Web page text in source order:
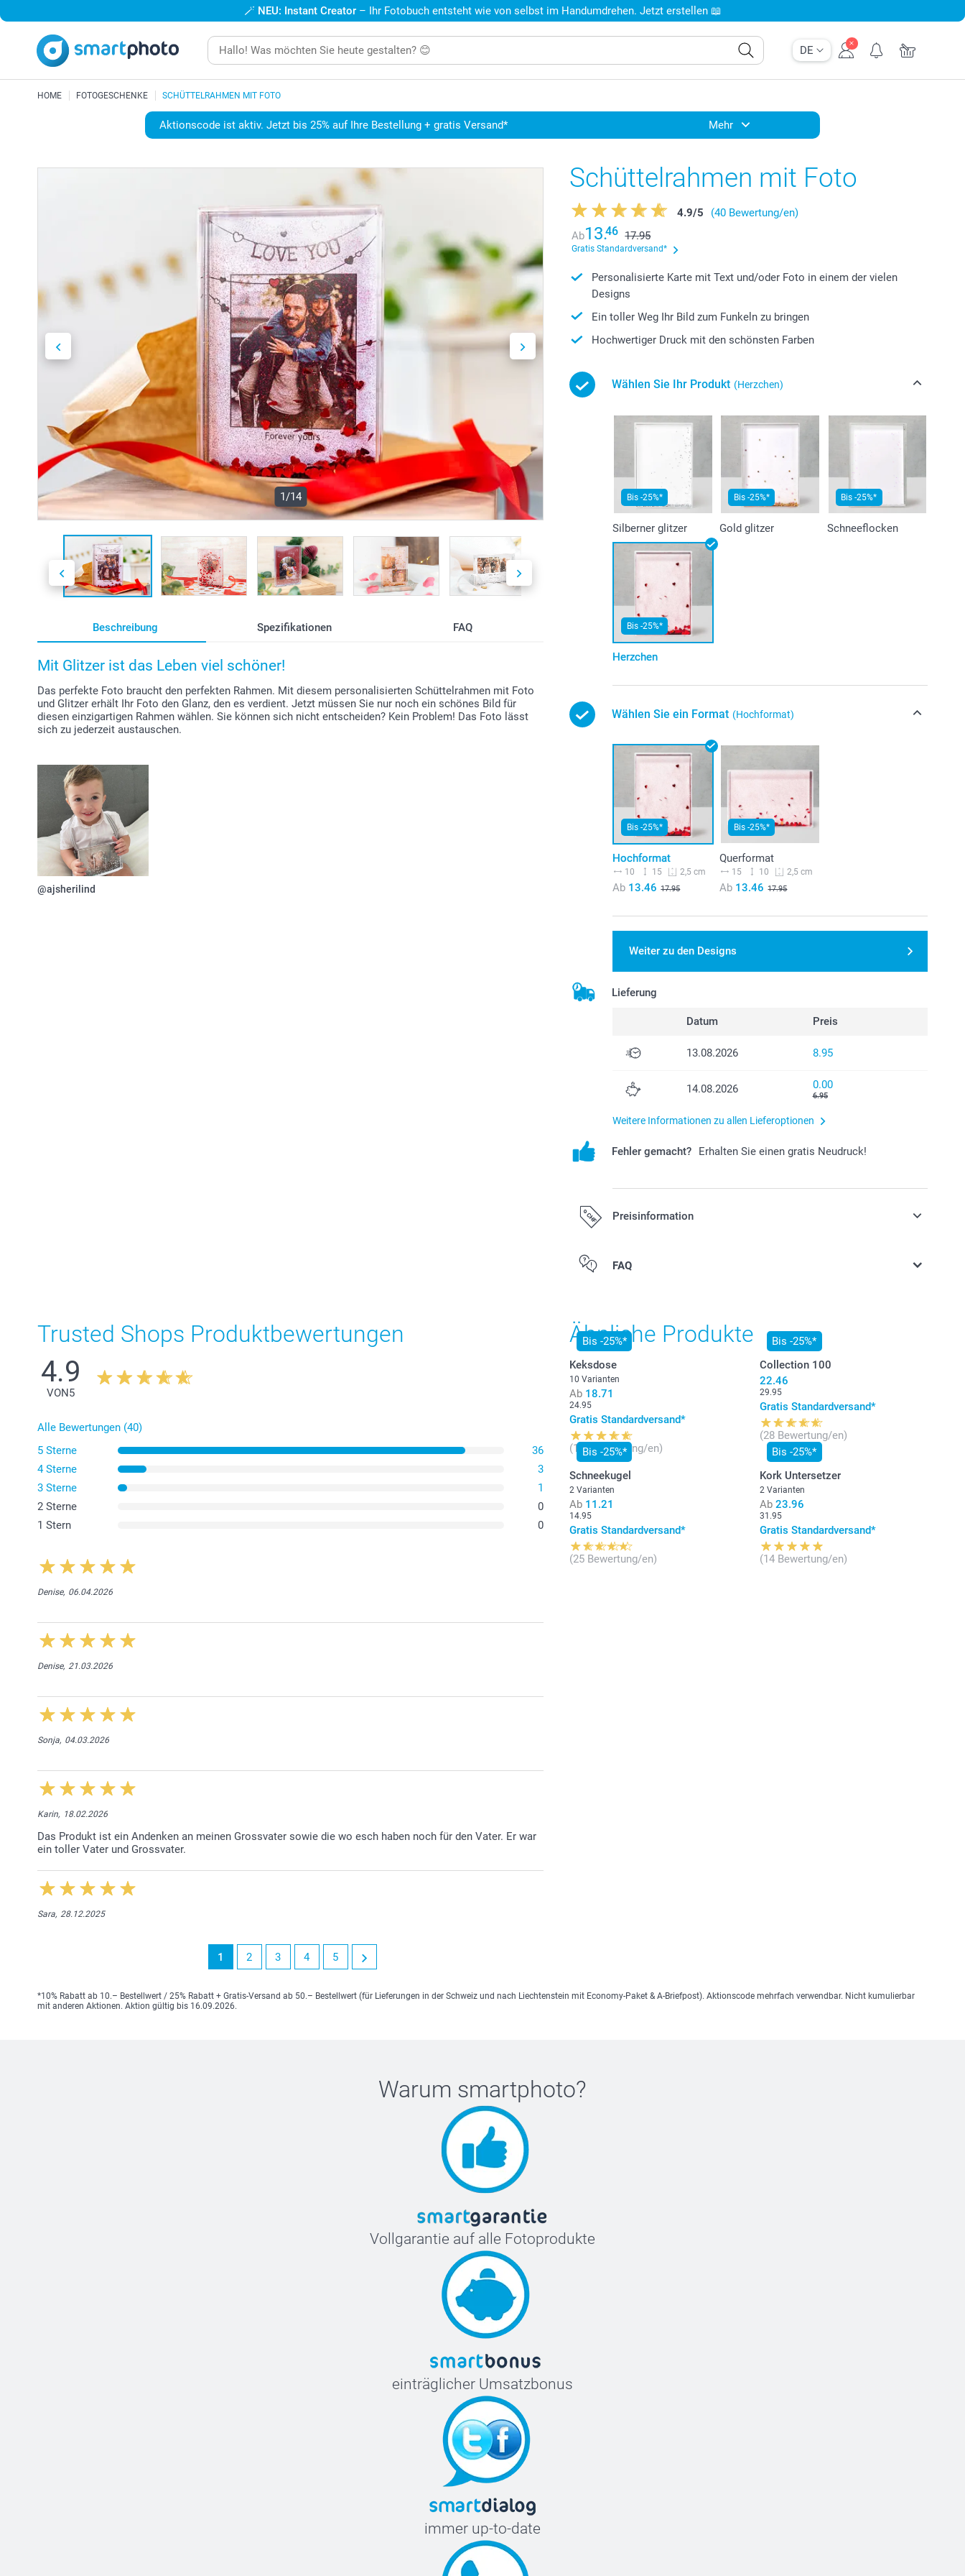
DE
🪄 NEU: Instant Creator – Ihr Fotobuch entsteht wie von selbst im Handumdrehen. Jetzt erstellen 📖
HOME FOTOGESCHENKE SCHÜTTELRAHMEN MIT FOTO
Aktionscode ist aktiv. Jetzt bis 25% auf Ihre Bestellung + gratis Versand* Mehr
1/14
Beschreibung Spezifikationen FAQ
Mit Glitzer ist das Leben viel schöner!
Das perfekte Foto braucht den perfekten Rahmen. Mit diesem personalisierten Schüttelrahmen mit Foto
und Glitzer erhält Ihr Foto den Glanz, den es verdient. Jetzt müssen Sie nur noch ein schönes Bild für
diesen einzigartigen Rahmen wählen. Sie können sich nicht entscheiden? Kein Problem! Das Foto lässt
sich zu jederzeit austauschen.
@ajsherilind
Schüttelrahmen mit Foto
4.9/5
(40 Bewertung/en)
Ab13.46 17.95
Gratis Standardversand*
Personalisierte Karte mit Text und/oder Foto in einem der vielen
Designs
Ein toller Weg Ihr Bild zum Funkeln zu bringen
Hochwertiger Druck mit den schönsten Farben
Wählen Sie Ihr Produkt (Herzchen)
Bis -25%*
Silberner glitzer
Bis -25%*
Gold glitzer
Bis -25%*
Schneeflocken
Bis -25%*
Herzchen
Wählen Sie ein Format (Hochformat)
Bis -25%*
Hochformat
10 15 2,5 cm
Ab 13.46 17.95
Bis -25%*
Querformat
15 10 2,5 cm
Ab 13.46 17.95
Weiter zu den Designs
Lieferung
Datum Preis
13.08.2026 8.95
14.08.2026 0.00
6.95
Weitere Informationen zu allen Lieferoptionen
Fehler gemacht? Erhalten Sie einen gratis Neudruck!
Preisinformation
Alle Preise verstehen sich in Schweizer Franken (CHF) inkl. MwSt. und
FAQ
Trusted Shops Produktbewertungen
4.9
VON5
Alle Bewertungen (40)
5 Sterne
36
4 Sterne
3
3 Sterne
1
2 Sterne
0
1 Stern
0
Denise, 06.04.2026
Denise, 21.03.2026
Sonja, 04.03.2026
Karin, 18.02.2026
Das Produkt ist ein Andenken an meinen Grossvater sowie die wo esch haben noch für den Vater. Er war
ein toller Vater und Grossvater.
Sara, 28.12.2025
1 2 3 4 5
Ähnliche Produkte
Bis -25%*
Keksdose
10 Varianten
Ab 18.71
24.95
Gratis Standardversand*
(119 Bewertung/en)
Bis -25%*
Collection 100
22.46
29.95
Gratis Standardversand*
(28 Bewertung/en)
Bis -25%*
Schneekugel
2 Varianten
Ab 11.21
14.95
Gratis Standardversand*
(25 Bewertung/en)
Bis -25%*
Kork Untersetzer
2 Varianten
Ab 23.96
31.95
Gratis Standardversand*
(14 Bewertung/en)
*10% Rabatt ab 10.– Bestellwert / 25% Rabatt + Gratis-Versand ab 50.– Bestellwert (für Lieferungen in der Schweiz und nach Liechtenstein mit Economy-Paket & A-Briefpost). Aktionscode mehrfach verwendbar. Nicht kumulierbar
mit anderen Aktionen. Aktion gültig bis 16.09.2026.
Warum smartphoto?
Vollgarantie auf alle Fotoprodukte
einträglicher Umsatzbonus
immer up-to-date